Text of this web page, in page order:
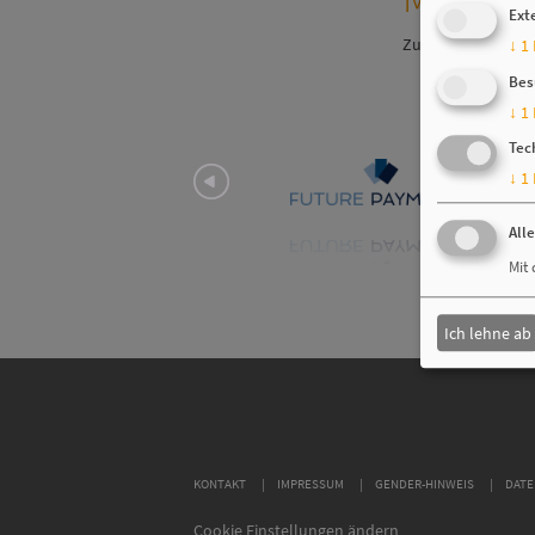
Zur vollständigen
KONTAKT IMPRESSUM GENDER-HINWEIS
Cookie Einstellungen ändern
↓ 1
↓ 1
↓ 1
Mit
Ich lehne ab